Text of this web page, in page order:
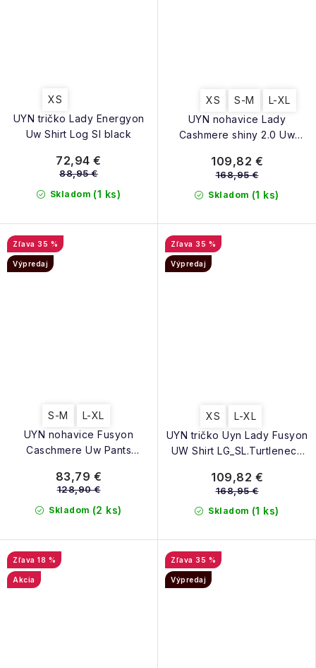
UYN tričko Lady Energyon
Uw Shirt Log Sl black
XS
Skladom (1 ks)
72,94 €
88,95 €
UYN nohavice Lady
Cashmere shiny 2.0 Uw
XS S-M L-XL
Skladom (1 ks)
109,82 €
168,95 €
UYN nohavice Fusyon
Caschmere Uw Pants
35 %
Výpredaj
S-M L-XL
Skladom (2 ks)
83,79 €
128,90 €
UYN tričko Uyn Lady Fusyon
UW Shirt LG_SL.Turtleneck
35 %
Výpredaj
XS L-XL
Skladom (1 ks)
109,82 €
168,95 €
18 %
Akcia
35 %
Výpredaj